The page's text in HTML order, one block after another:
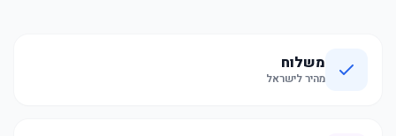
משלוח
מהיר לישראל